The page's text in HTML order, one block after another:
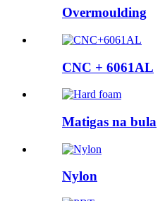
Overmoulding
CNC + 6061AL
Matigas na bula
Nylon